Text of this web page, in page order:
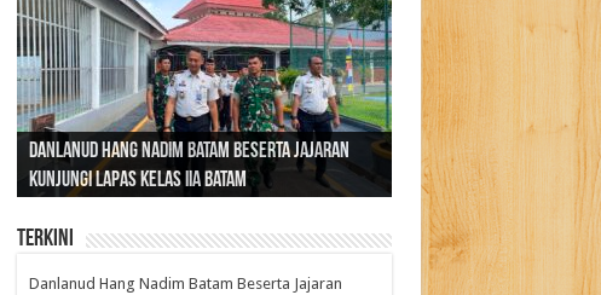
Danlanud Hang Nadim Batam Beserta Jajaran
Kunjungi Lapas Kelas IIA Batam
Silaturahmi dan Reses Komite I DPD RI di Polda
Jambi Bahas Sinergitas Penanganan Narkotika
Gubernur Al Haris: Lomba Cerdas Cermat Sarana
Edukasi Pembentukan Karakter Generasi
Penerus
Gubernur Al Haris Dorong Koperasi Merah Putih
Cepat Beroperasi Agar Bisa Layani Masyarakat
Penuhi Kebutuhannya
Sosok Fenomenal yang Menggetarkan
Nusantara: Ratu Wangsa, Wanita Berkelas
dengan Pengaruh Internasional
Terkini
Danlanud Hang Nadim Batam Beserta Jajaran